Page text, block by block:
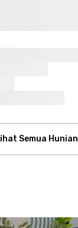
Semua Hunian